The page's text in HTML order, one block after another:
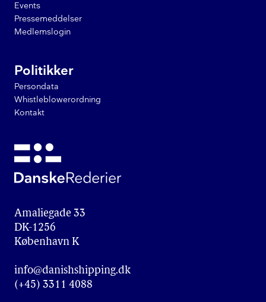
Amaliegade 33
DK-1256
København K
info@danishshipping.dk
(+45) 3311 4088
Events
Pressemeddelser
Medlemslogin
Politikker
Persondata
Whistleblowerordning
Kontakt